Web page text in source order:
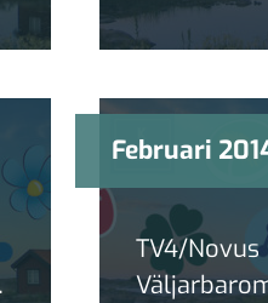
tappar
Februari
TV4/Novus